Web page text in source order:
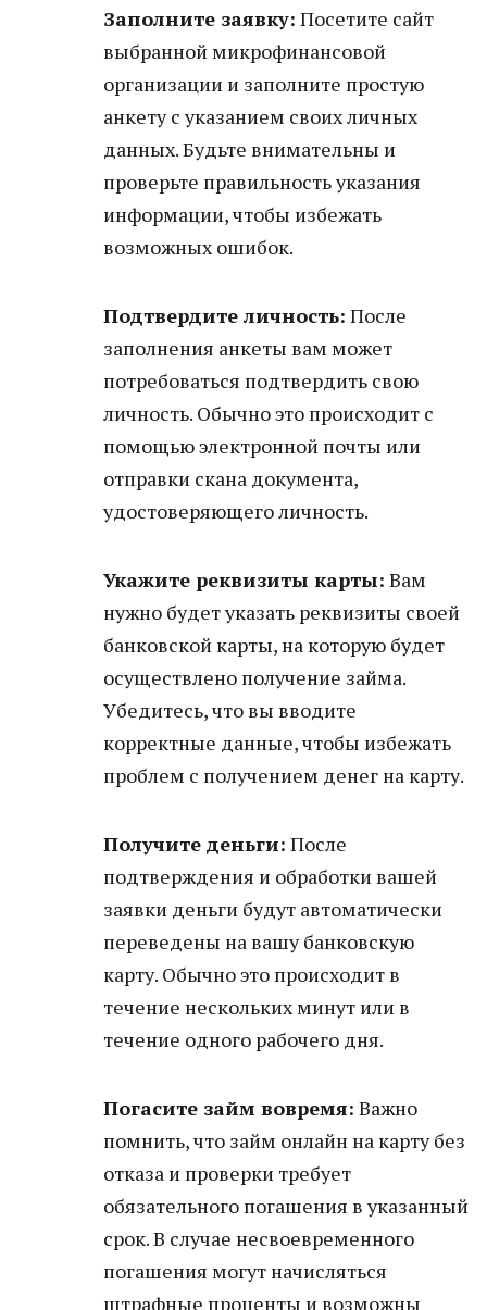
Заполните заявку: Посетите сайт
выбранной микрофинансовой
организации и заполните простую
анкету с указанием своих личных
данных. Будьте внимательны и
проверьте правильность указания
информации, чтобы избежать
возможных ошибок.
Подтвердите личность: После
заполнения анкеты вам может
потребоваться подтвердить свою
личность. Обычно это происходит с
помощью электронной почты или
отправки скана документа,
удостоверяющего личность.
Укажите реквизиты карты: Вам
нужно будет указать реквизиты своей
банковской карты, на которую будет
осуществлено получение займа.
Убедитесь, что вы вводите
корректные данные, чтобы избежать
проблем с получением денег на карту.
Получите деньги: После
подтверждения и обработки вашей
заявки деньги будут автоматически
переведены на вашу банковскую
карту. Обычно это происходит в
течение нескольких минут или в
течение одного рабочего дня.
Погасите займ вовремя: Важно
помнить, что займ онлайн на карту без
отказа и проверки требует
обязательного погашения в указанный
срок. В случае несвоевременного
погашения могут начисляться
штрафные проценты и возможны